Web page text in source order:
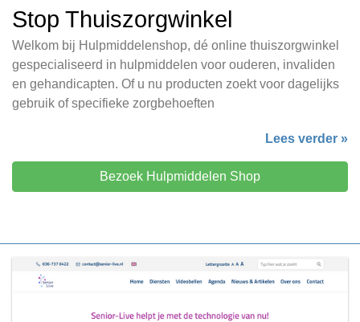
Stop Thuiszorgwinkel
Welkom bij Hulpmiddelenshop, dé online thuiszorgwinkel
gespecialiseerd in hulpmiddelen voor ouderen, invaliden
en gehandicapten. Of u nu producten zoekt voor dagelijks
gebruik of specifieke zorgbehoeften
Lees verder »
Bezoek Hulpmiddelen Shop